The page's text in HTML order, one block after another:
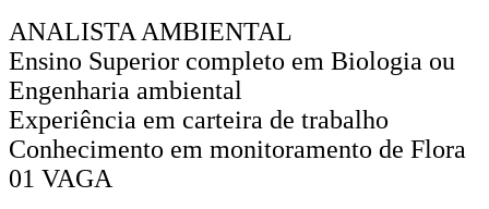
ANALISTA AMBIENTAL
Ensino Superior completo em Biologia ou
Engenharia ambiental
Experiência em carteira de trabalho
Conhecimento em monitoramento de Flora
01 VAGA